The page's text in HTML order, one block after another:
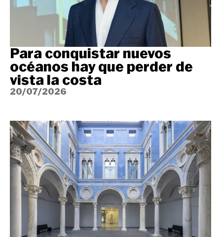
Para conquistar nuevos
océanos hay que perder de
vista la costa
20/07/2026